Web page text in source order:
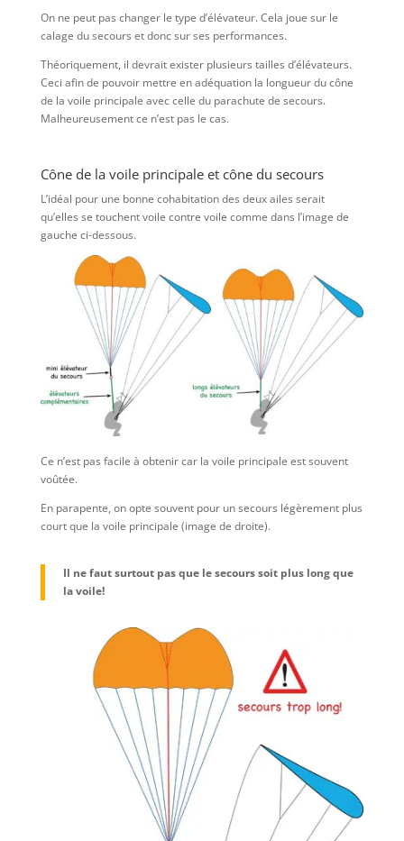
On ne peut pas changer le type d’élévateur. Cela joue sur le
calage du secours et donc sur ses performances.
Théoriquement, il devrait exister plusieurs tailles d’élévateurs.
Ceci afin de pouvoir mettre en adéquation la longueur du cône
de la voile principale avec celle du parachute de secours.
Malheureusement ce n’est pas le cas.
Cône de la voile principale et cône du secours
L’idéal pour une bonne cohabitation des deux ailes serait
qu’elles se touchent voile contre voile comme dans l’image de
gauche ci-dessous.
Ce n’est pas facile à obtenir car la voile principale est souvent
voûtée.
En parapente, on opte souvent pour un secours légèrement plus
court que la voile principale (image de droite).
Il ne faut surtout pas que le secours soit plus long que
la voile!